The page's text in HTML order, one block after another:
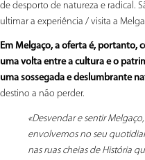
de desporto de natureza e radical.
ultimar a experiência / visita a
Em Melgaço, a oferta é, portanto,
uma volta entre a cultura e o
uma sossegada e deslumbrante
destino a não perder.
«Desvendar e sentir
envolvemos no seu
nas ruas cheias de História